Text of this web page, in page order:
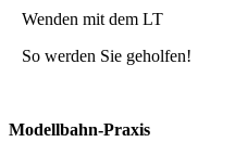
Wenden mit dem LT
So werden Sie geholfen!
Modellbahn-Praxis